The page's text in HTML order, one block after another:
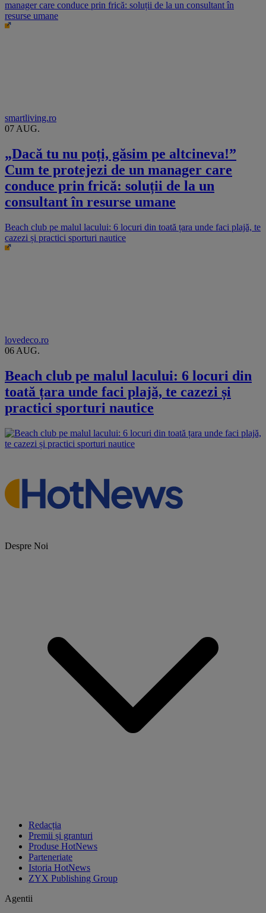
manager care conduce prin frică: soluții de la un consultant în
resurse umane
smartliving.ro
07 AUG.
„Dacă tu nu poți, găsim pe altcineva!”
Cum te protejezi de un manager care
conduce prin frică: soluții de la un
consultant în resurse umane
Beach club pe malul lacului: 6 locuri din toată țara unde faci plajă, te
cazezi și practici sporturi nautice
lovedeco.ro
06 AUG.
Beach club pe malul lacului: 6 locuri din
toată țara unde faci plajă, te cazezi și
practici sporturi nautice
Despre Noi
Redacția
Premii și granturi
Produse HotNews
Parteneriate
Istoria HotNews
ZYX Publishing Group
Agentii